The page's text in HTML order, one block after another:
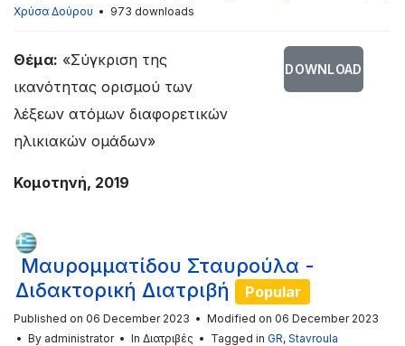
Χρύσα Δούρου
973 downloads
DOWNLOAD
Θέμα: «Σύγκριση της
ικανότητας ορισμού των
λέξεων ατόμων διαφορετικών
ηλικιακών ομάδων»
Κομοτηνή, 2019
Μαυρομματίδου Σταυρούλα -
Διδακτορική Διατριβή
Popular
Published on 06 December 2023
Modified on 06 December 2023
By administrator In Διατριβές Tagged in GR, Stavroula